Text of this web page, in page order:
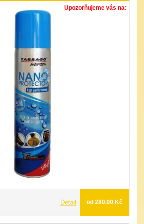
Upozorňujeme vás na:
Detail od 280.00 Kč